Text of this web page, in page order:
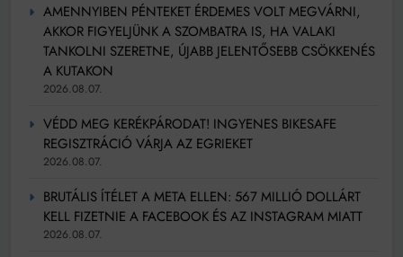
AMENNYIBEN PÉNTEKET ÉRDEMES VOLT MEGVÁRNI,
AKKOR FIGYELJÜNK A SZOMBATRA IS, HA VALAKI
TANKOLNI SZERETNE, ÚJABB JELENTŐSEBB CSÖKKENÉS
A KUTAKON
2026.08.07.
VÉDD MEG KERÉKPÁRODAT! INGYENES BIKESAFE
REGISZTRÁCIÓ VÁRJA AZ EGRIEKET
2026.08.07.
BRUTÁLIS ÍTÉLET A META ELLEN: 567 MILLIÓ DOLLÁRT
KELL FIZETNIE A FACEBOOK ÉS AZ INSTAGRAM MIATT
2026.08.07.